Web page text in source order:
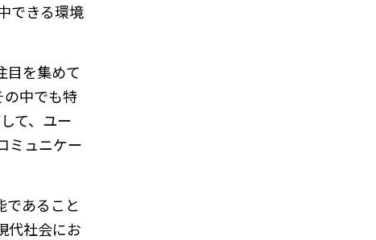
できる環境
目を集めて
の中でも特
て、ユー
ミュニケー
であること
代社会にお